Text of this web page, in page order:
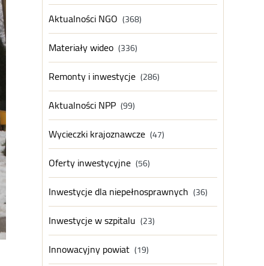
Aktualności NGO (368)
Materiały wideo (336)
Remonty i inwestycje (286)
Aktualności NPP (99)
Wycieczki krajoznawcze (47)
Oferty inwestycyjne (56)
Inwestycje dla niepełnosprawnych (36)
Inwestycje w szpitalu (23)
Innowacyjny powiat (19)